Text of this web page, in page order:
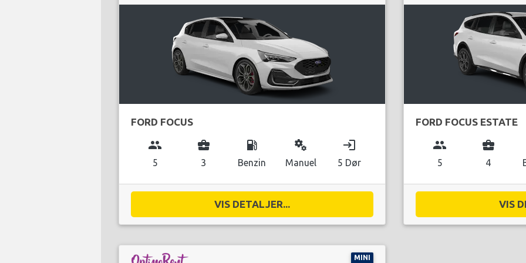
FORD FOCUS
group
5
business_center
3
local_gas_station
Benzin
miscellaneous_services
Manuel
login
5 Dør
VIS DETALJER...
FORD FOCUS ESTATE
group
5
business_center
4
VIS
MINI